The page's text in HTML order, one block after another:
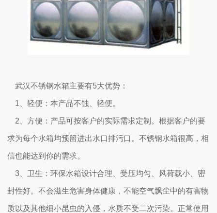
武汉不锈钢水箱主要有5大优势：
1、轻便：本产品不蚀、轻便。
2、方便：产品可按客户的实际需求定制。根据客户的要
求为每个水箱均预留进出水口排污口。不锈钢水箱很高，相
信也能达到你的需求。
3、卫生：环保水箱设计合理、受压均匀、风荷载小、密
封性好。不会滋生危害身体健康，不能空气飘尘中的有害物
质以及其他细小昆虫的入侵，水质不受二次污染。正常使用